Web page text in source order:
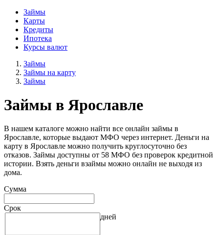
Займы
Карты
Кредиты
Ипотека
Курсы валют
Займы
Займы на карту
Займы
Займы в Ярославле
В нашем каталоге можно найти все онлайн займы в
Ярославле, которые выдают МФО через интернет. Деньги на
карту в Ярославле можно получить круглосуточно без
отказов. Займы доступны от 58 МФО без проверок кредитной
истории. Взять деньги взаймы можно онлайн не выходя из
дома.
Сумма
Срок
дней